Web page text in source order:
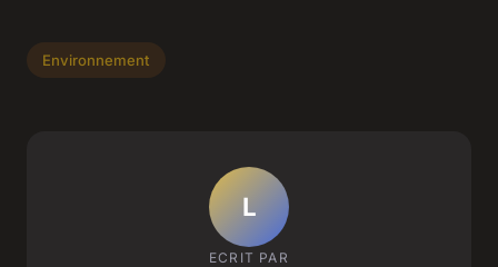
Environnement
L
ECRIT PAR